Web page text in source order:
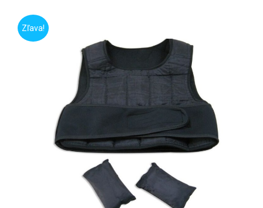
Zľava!